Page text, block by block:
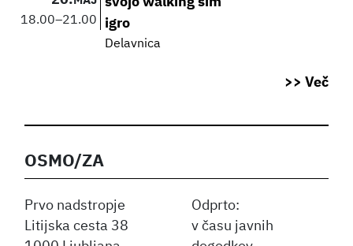
18.00–21.00
igro
Delavnica
>> Več
OSMO/ZA
Prvo nadstropje
Litijska cesta 38
Odprto:
v času javnih